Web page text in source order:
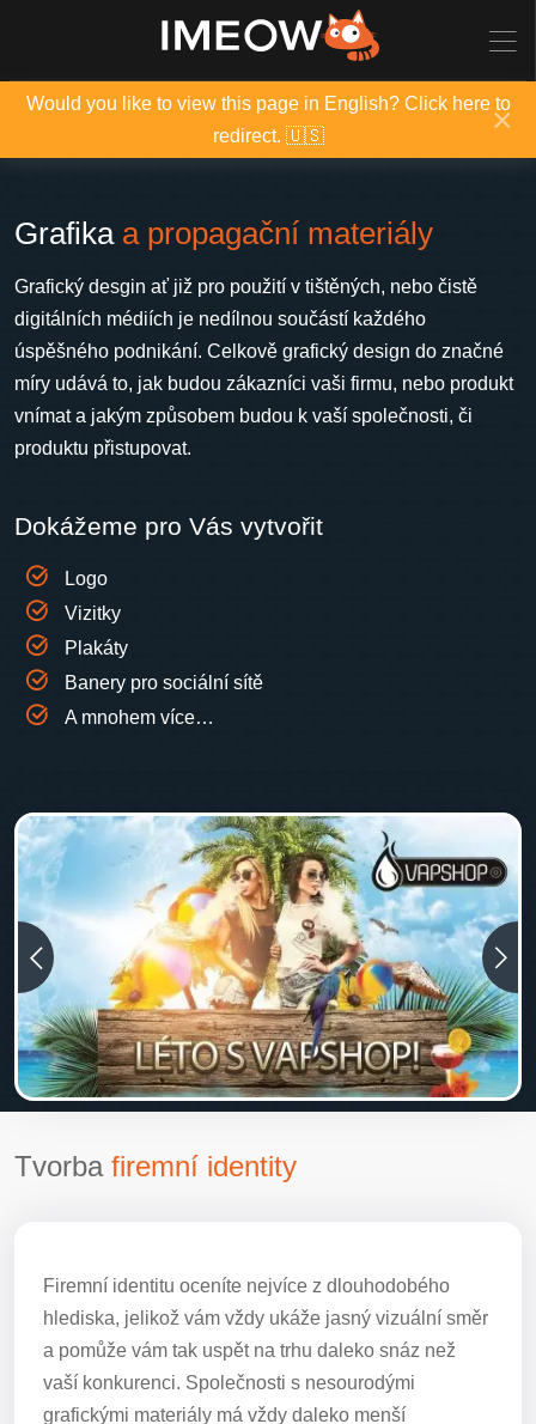
Would you like to view this page in English? Click here to
redirect. 🇺🇸
×
Grafikaa propagační materiály
Grafický desgin ať již pro použití v tištěných, nebo čistě
digitálních médiích je nedílnou součástí každého
úspěšného podnikání. Celkově grafický design do značné
míry udává to, jak budou zákazníci vaši firmu, nebo produkt
vnímat a jakým způsobem budou k vaší společnosti, či
produktu přistupovat.
Dokážeme pro Vás vytvořit
Logo
Vizitky
Plakáty
Banery pro sociální sítě
A mnohem více…
Tvorba firemní identity
Firemní identitu oceníte nejvíce z dlouhodobého
hlediska, jelikož vám vždy ukáže jasný vizuální směr
a pomůže vám tak uspět na trhu daleko snáz než
vaší konkurenci. Společnosti s nesourodými
grafickými materiály má vždy daleko menší